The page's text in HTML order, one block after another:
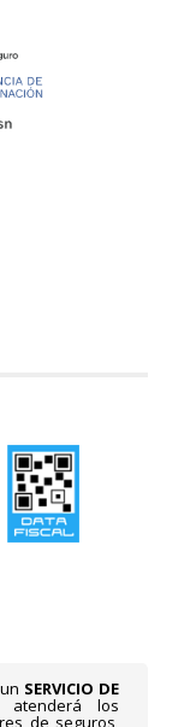
SERVICIO DE
atenderá los
de seguros,